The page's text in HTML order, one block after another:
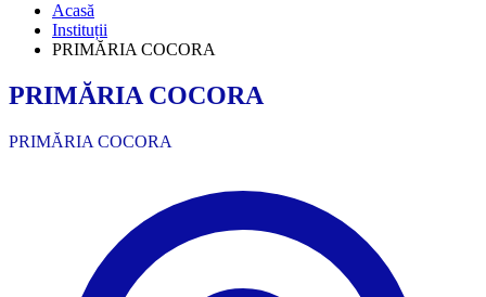
Acasă
Instituții
PRIMĂRIA COCORA
PRIMĂRIA COCORA
PRIMĂRIA COCORA